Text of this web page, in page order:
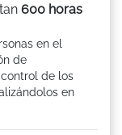
600 horas
en el
de
de los
en